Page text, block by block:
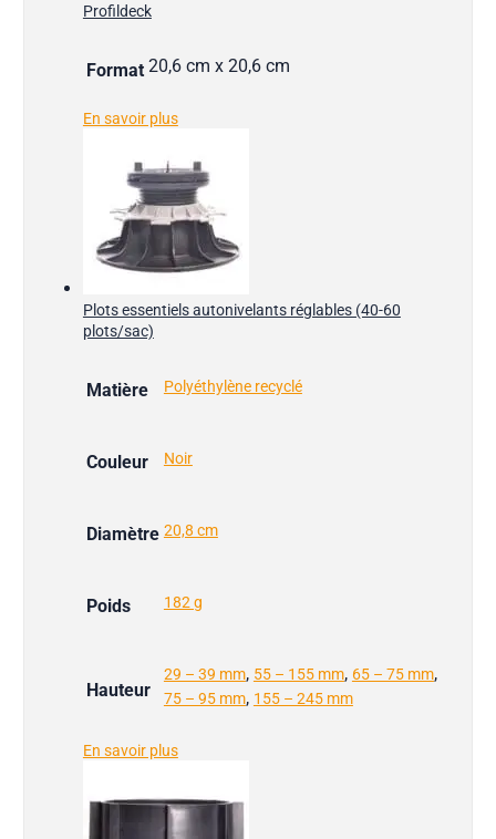
Profildeck
Format 20,6 cm x 20,6 cm
En savoir plus
Plots essentiels autonivelants réglables (40-60
plots/sac)
Matière Polyéthylène recyclé
Couleur Noir
Diamètre 20,8 cm
Poids 182 g
Hauteur
29 – 39 mm, 55 – 155 mm, 65 – 75 mm,
75 – 95 mm, 155 – 245 mm
En savoir plus